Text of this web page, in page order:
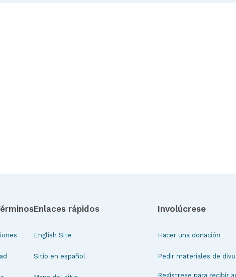
Enlaces rápidos
English Site
Sitio en español
Involúcrese
Hacer una donación
Pedir materiales de
Regístrese para recibir